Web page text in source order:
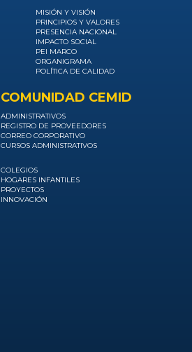
MISIÓN Y VISIÓN
PRINCIPIOS Y VALORES
PRESENCIA NACIONAL
IMPACTO SOCIAL
PEI MARCO
ORGANIGRAMA
POLÍTICA DE CALIDAD
COMUNIDAD CEMID
ADMINISTRATIVOS
REGISTRO DE PROVEEDORES
CORREO CORPORATIVO
CURSOS ADMINISTRATIVOS
COLEGIOS
HOGARES INFANTILES
PROYECTOS
INNOVACIÓN